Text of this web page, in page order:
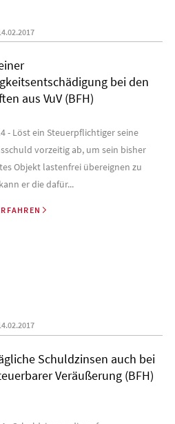
bei den
aus VuV (BFH)
- Löst ein Steuerpflichtiger seine
vorzeitig ab, um sein bisher
Objekt lastenfrei übereignen zu
er die dafür...
Schuldzinsen auch bei
Veräußerung (BFH)